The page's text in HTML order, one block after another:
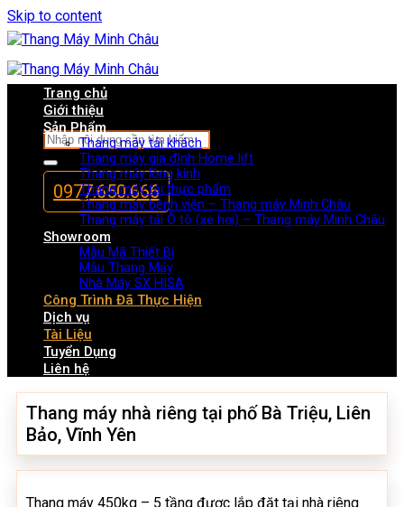
Skip to content
0977.650.666
Trang chủ
Giới thiệu
Sản Phẩm
Thang máy tải khách
Thang máy gia đình Home lift
Thang máy lồng kính
Thang máy tải thực phẩm
Thang máy bệnh viện – Thang máy Minh Châu
Thang máy tải Ô tô (xe hơi) – Thang máy Minh Châu
Showroom
Mẫu Mã Thiết Bị
Mẫu Thang Máy
Nhà Máy SX HISA
Công Trình Đã Thực Hiện
Dịch vụ
Tài Liệu
Tuyển Dụng
Liên hệ
Thang máy nhà riêng tại phố Bà Triệu, Liên
Bảo, Vĩnh Yên
Thang máy 450kg – 5 tầng được lắp đặt tại nhà riêng